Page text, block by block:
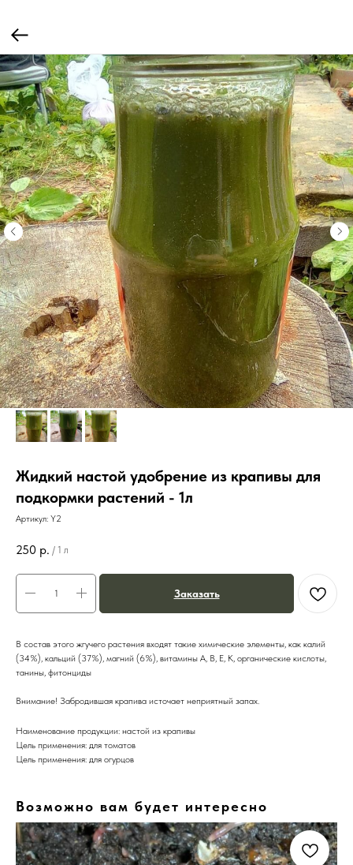
Жидкий настой удобрение из крапивы для
подкормки растений - 1л
Артикул: Y2
250 р. / 1 л
Заказать
В состав этого жгучего растения входят такие химические элементы, как калий
(34%), кальций (37%), магний (6%), витамины А, В, Е, К, органические кислоты,
танины, фитонциды
Внимание! Забродившая крапива источает неприятный запах.
Наименование продукции: настой из крапивы
Цель применения: для томатов
Цель применения: для огурцов
Возможно вам будет интересно